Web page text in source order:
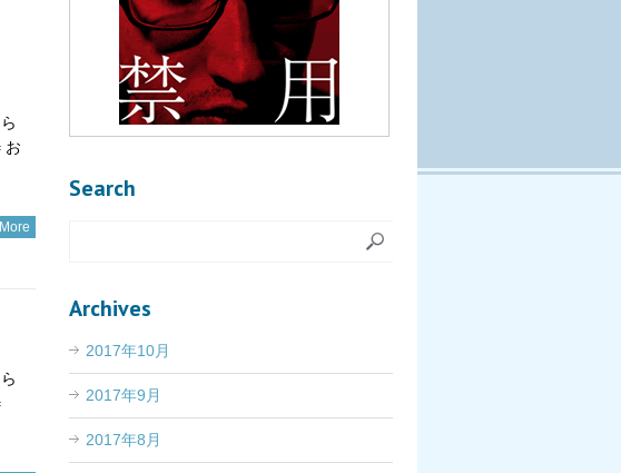
お
Search
Archives
2017年10月
2017年9月
2017年8月